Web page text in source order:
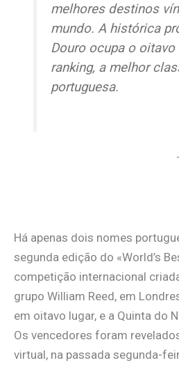
melhores destinos
mundo. A histórica
Douro ocupa o oitavo
ranking, a melhor
portuguesa.
Há apenas dois nomes
segunda edição do «World’s
competição internacional
grupo William Reed, em
em oitavo lugar, e a Quinta do
Os vencedores foram
virtual, na passada segunda-